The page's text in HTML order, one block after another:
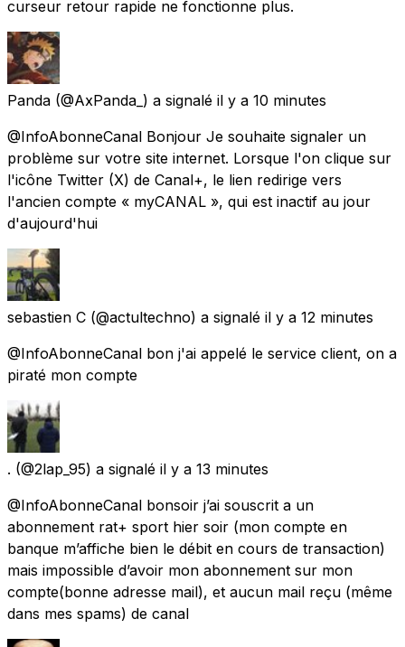
curseur retour rapide ne fonctionne plus.
Panda (@AxPanda_) a signalé il y a 10 minutes
@InfoAbonneCanal Bonjour Je souhaite signaler un
problème sur votre site internet. Lorsque l'on clique sur
l'icône Twitter (X) de Canal+, le lien redirige vers
l'ancien compte « myCANAL », qui est inactif au jour
d'aujourd'hui
sebastien C (@actultechno) a signalé il y a 12 minutes
@InfoAbonneCanal bon j'ai appelé le service client, on a
piraté mon compte
. (@2lap_95) a signalé il y a 13 minutes
@InfoAbonneCanal bonsoir j’ai souscrit a un
abonnement rat+ sport hier soir (mon compte en
banque m’affiche bien le débit en cours de transaction)
mais impossible d’avoir mon abonnement sur mon
compte(bonne adresse mail), et aucun mail reçu (même
dans mes spams) de canal